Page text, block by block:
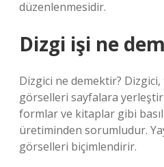
düzenlenmesidir.
Dizgi işi ne
Dizgici ne demektir?
görselleri sayfalara
formlar ve kitaplar gibi
üretiminden sorumludur.
görselleri biçimlendirir.